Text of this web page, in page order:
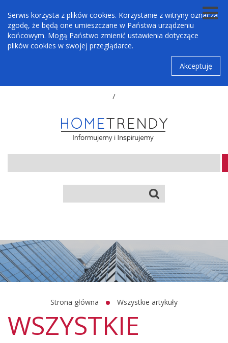
Serwis korzysta z plików cookies. Korzystanie z witryny oznacza
zgodę, że będą one umieszczane w Państwa urządzeniu
końcowym. Mogą Państwo zmienić ustawienia dotyczące
plików cookies w swojej przeglądarce.
Akceptuję
/
Strona główna Wszystkie artykuły
WSZYSTKIE